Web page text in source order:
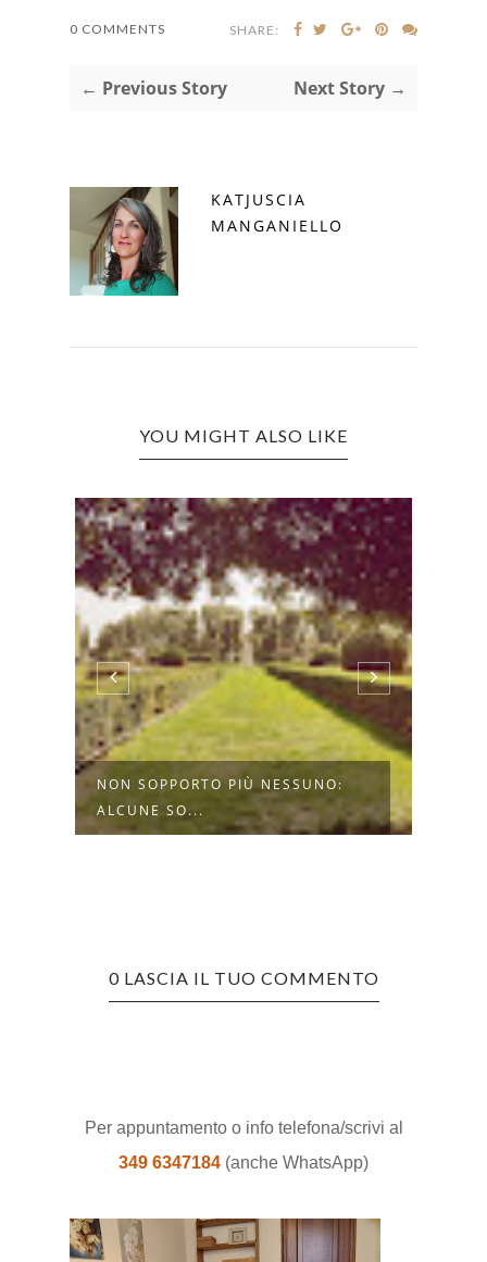
0 COMMENTS SHARE:
← Previous Story Next Story →
KATJUSCIA
MANGANIELLO
YOU MIGHT ALSO LIKE
NON SOPPORTO PIÙ NESSUNO:
ALCUNE SO...
0 LASCIA IL TUO COMMENTO
Per appuntamento o info telefona/scrivi al
349 6347184 (anche WhatsApp)